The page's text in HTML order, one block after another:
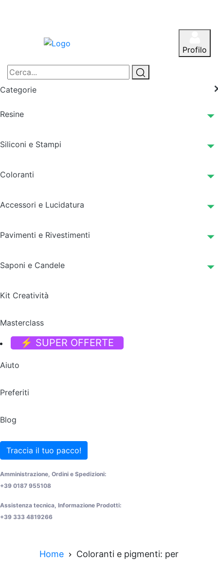
Profilo
Categorie
Resine
Siliconi e Stampi
Coloranti
Accessori e Lucidatura
Pavimenti e Rivestimenti
Saponi e Candele
Kit Creatività
Masterclass
⚡ SUPER OFFERTE
Aiuto
Preferiti
Blog
Traccia il tuo pacco!
Amministrazione, Ordini e Spedizioni:
+39 0187 955108
Assistenza tecnica, Informazione Prodotti:
+39 333 4819266
Home
Coloranti e pigmenti: per